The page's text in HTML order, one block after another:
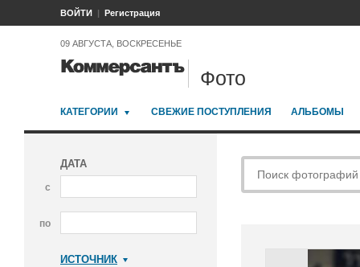
ВОЙТИ Регистрация
09 АВГУСТА, ВОСКРЕСЕНЬЕ
Фото
КАТЕГОРИИ СВЕЖИЕ ПОСТУПЛЕНИЯ АЛЬБОМЫ
ДАТА
с
по
ИСТОЧНИК